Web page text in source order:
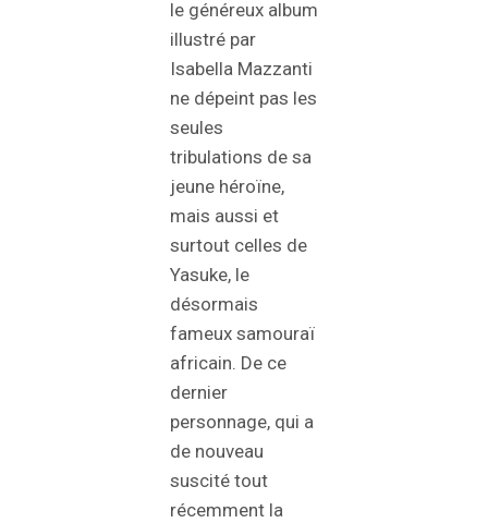
le généreux album
illustré par
Isabella Mazzanti
ne dépeint pas les
seules
tribulations de sa
jeune héroïne,
mais aussi et
surtout celles de
Yasuke, le
désormais
fameux samouraï
africain. De ce
dernier
personnage, qui a
de nouveau
suscité tout
récemment la